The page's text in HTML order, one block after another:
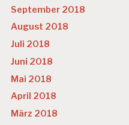
September 2018
August 2018
Juli 2018
Juni 2018
Mai 2018
April 2018
März 2018